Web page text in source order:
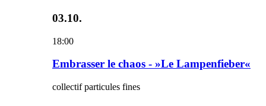
03.10.
18:00
Embrasser le chaos - »Le Lampenfieber«
collectif particules fines